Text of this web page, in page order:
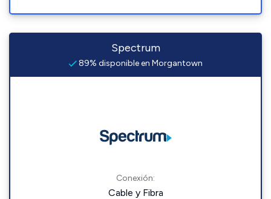
Spectrum
89% disponible en Morgantown
Conexión:
Cable y Fibra